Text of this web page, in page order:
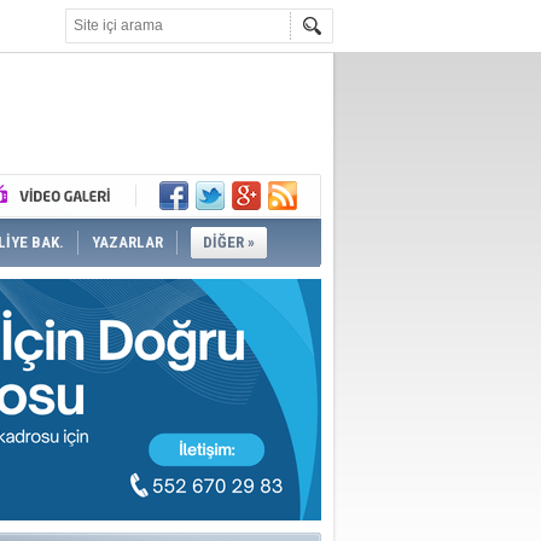
BAK. YAZARLAR DİĞER »